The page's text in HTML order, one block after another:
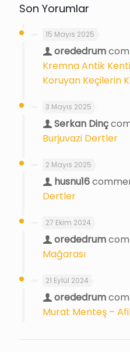
Son Yorumlar
15 Mayıs 2025
orededrum
Kremna Antik
Koruyan Keçilerin
3 Mayıs 2025
Serkan Dinç
Burjuvazi Dertler
2 Mayıs 2025
husnu16
Dertler
27 Ekim 2024
orededrum
Mağarası
21 Eylül 2024
orededrum
Murat Menteş –